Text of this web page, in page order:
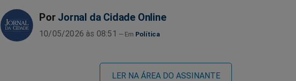
Por Jornal da Cidade Online
10/05/2026 às 08:51 Política
LER NA ÁREA DO ASSINANTE